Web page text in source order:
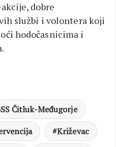
dobre
službi i volontera koji
hodočasnicima i
Čitluk-Međugorje
Križevac